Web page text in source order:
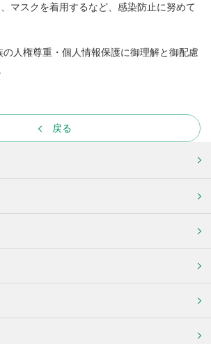
マスクを着用するなど、感染防止に努めて
人権尊重・個人情報保護に御理解と御配慮
戻る